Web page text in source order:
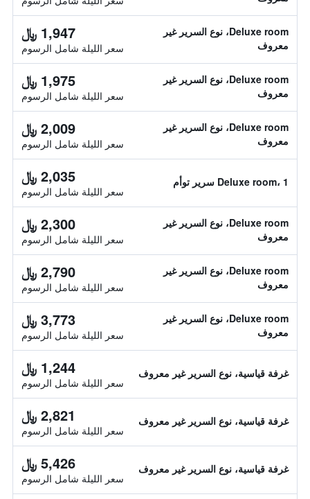
Deluxe room، نوع السرير غير
معروف
1,947 ﷼
سعر الليلة شامل الرسوم
Deluxe room، نوع السرير غير
معروف
1,975 ﷼
سعر الليلة شامل الرسوم
Deluxe room، نوع السرير غير
معروف
2,009 ﷼
سعر الليلة شامل الرسوم
Deluxe room، 1 سرير توأم 2,035 ﷼
سعر الليلة شامل الرسوم
Deluxe room، نوع السرير غير
معروف
2,300 ﷼
سعر الليلة شامل الرسوم
Deluxe room، نوع السرير غير
معروف
2,790 ﷼
سعر الليلة شامل الرسوم
Deluxe room، نوع السرير غير
معروف
3,773 ﷼
سعر الليلة شامل الرسوم
غرفة قياسية، نوع السرير غير معروف 1,244 ﷼
سعر الليلة شامل الرسوم
غرفة قياسية، نوع السرير غير معروف 2,821 ﷼
سعر الليلة شامل الرسوم
غرفة قياسية، نوع السرير غير معروف 5,426 ﷼
سعر الليلة شامل الرسوم